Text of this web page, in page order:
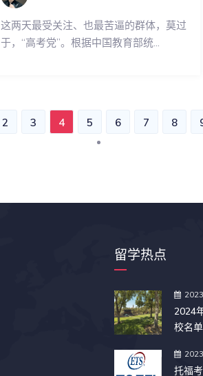
这两天最受关注、也最苦逼的群体，莫过
于，“高考党”。根据中国教育部统...
2 3 4 5 6 7 8
留学热点
2024
校名单
托福